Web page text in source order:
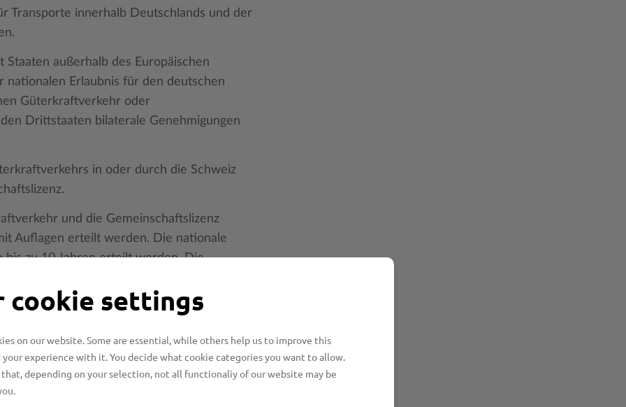
Transporte innerhalb Deutschlands und der
außerhalb des Europäischen
Erlaubnis für den deutschen
Güterkraftverkehr oder
Drittstaaten bilaterale Genehmigungen
in oder durch die Schweiz
und die Gemeinschaftslizenz
Auflagen erteilt werden. Die nationale
bis zu 10 Jahren erteilt werden. Die
cookie settings
on our website. Some are essential, while others help us to improve this
experience with it. You decide what cookie categories you want to allow.
depending on your selection, not all functionaliy of our website may be